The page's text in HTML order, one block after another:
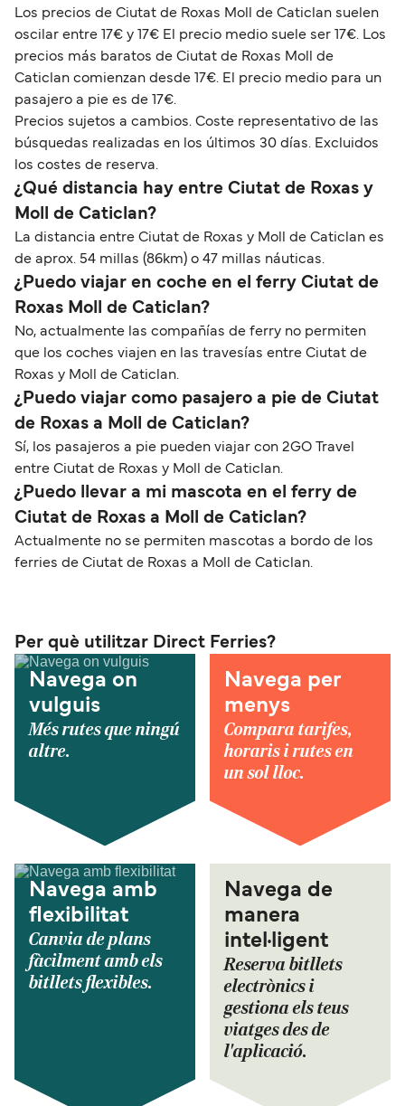
Los precios de Ciutat de Roxas Moll de Caticlan suelen
oscilar entre 17€ y 17€ El precio medio suele ser 17€. Los
precios más baratos de Ciutat de Roxas Moll de
Caticlan comienzan desde 17€. El precio medio para un
pasajero a pie es de 17€.
Precios sujetos a cambios. Coste representativo de las
búsquedas realizadas en los últimos 30 días. Excluidos
los costes de reserva.
¿Qué distancia hay entre Ciutat de Roxas y
Moll de Caticlan?
La distancia entre Ciutat de Roxas y Moll de Caticlan es
de aprox. 54 millas (86km) o 47 millas náuticas.
¿Puedo viajar en coche en el ferry Ciutat de
Roxas Moll de Caticlan?
No, actualmente las compañías de ferry no permiten
que los coches viajen en las travesías entre Ciutat de
Roxas y Moll de Caticlan.
¿Puedo viajar como pasajero a pie de Ciutat
de Roxas a Moll de Caticlan?
Sí, los pasajeros a pie pueden viajar con 2GO Travel
entre Ciutat de Roxas y Moll de Caticlan.
¿Puedo llevar a mi mascota en el ferry de
Ciutat de Roxas a Moll de Caticlan?
Actualmente no se permiten mascotas a bordo de los
ferries de Ciutat de Roxas a Moll de Caticlan.
Per què utilitzar Direct Ferries?
Navega on
vulguis
Més rutes que ningú
altre.
Navega per
menys
Compara tarifes,
horaris i rutes en
un sol lloc.
Navega amb
flexibilitat
Canvia de plans
fàcilment amb els
bitllets flexibles.
Navega de
manera
intel·ligent
Reserva bitllets
electrònics i
gestiona els teus
viatges des de
l'aplicació.